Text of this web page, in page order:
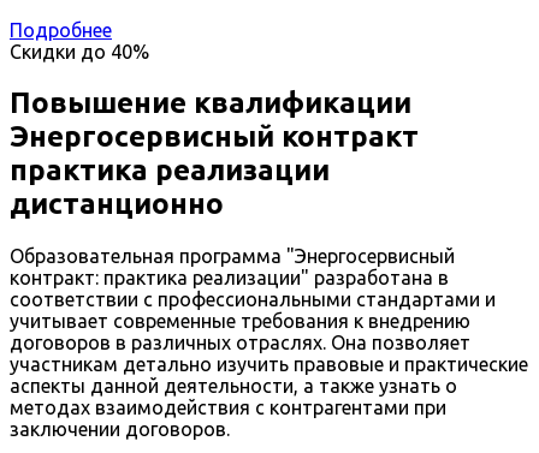
Подробнее
Скидки до 40%
Повышение квалификации
Энергосервисный контракт
практика реализации
дистанционно
Образовательная программа "Энергосервисный
контракт: практика реализации" разработана в
соответствии с профессиональными стандартами и
учитывает современные требования к внедрению
договоров в различных отраслях. Она позволяет
участникам детально изучить правовые и практические
аспекты данной деятельности, а также узнать о
методах взаимодействия с контрагентами при
заключении договоров.